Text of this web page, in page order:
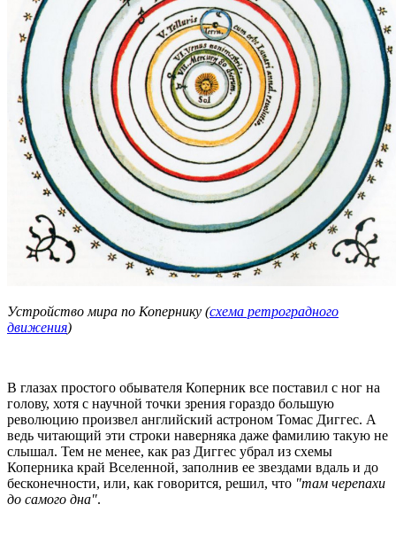
Устройство мира по Копернику (схема ретроградного
движения)
В глазах простого обывателя Коперник все поставил с ног на
голову, хотя с научной точки зрения гораздо большую
революцию произвел английский астроном Томас Диггес. А
ведь читающий эти строки наверняка даже фамилию такую не
слышал. Тем не менее, как раз Диггес убрал из схемы
Коперника край Вселенной, заполнив ее звездами вдаль и до
бесконечности, или, как говорится, решил, что "там черепахи
до самого дна".